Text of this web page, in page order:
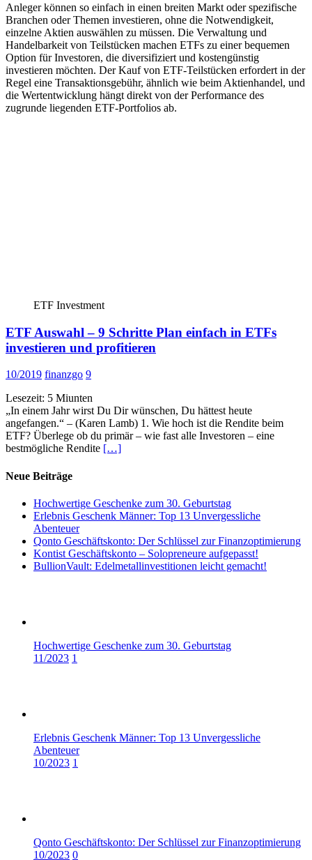
Anleger können so einfach in einen breiten Markt oder spezifische
Branchen oder Themen investieren, ohne die Notwendigkeit,
einzelne Aktien auswählen zu müssen. Die Verwaltung und
Handelbarkeit von Teilstücken machen ETFs zu einer bequemen
Option für Investoren, die diversifiziert und kostengünstig
investieren möchten. Der Kauf von ETF-Teilstücken erfordert in der
Regel eine Transaktionsgebühr, ähnlich wie beim Aktienhandel, und
die Wertentwicklung hängt direkt von der Performance des
zugrunde liegenden ETF-Portfolios ab.
ETF Investment
ETF Auswahl – 9 Schritte Plan einfach in ETFs
investieren und profitieren
10/2019 finanzgo 9
Lesezeit: 5 Miunten
„In einem Jahr wirst Du Dir wünschen, Du hättest heute
angefangen.“ – (Karen Lamb) 1. Wie hoch ist die Rendite beim
ETF? Überlege ob du primär – wie fast alle Investoren – eine
bestmögliche Rendite […]
Neue Beiträge
Hochwertige Geschenke zum 30. Geburtstag
Erlebnis Geschenk Männer: Top 13 Unvergessliche
Abenteuer
Qonto Geschäftskonto: Der Schlüssel zur Finanzoptimierung
Kontist Geschäftskonto – Solopreneure aufgepasst!
BullionVault: Edelmetallinvestitionen leicht gemacht!
Hochwertige Geschenke zum 30. Geburtstag
11/2023 1
Erlebnis Geschenk Männer: Top 13 Unvergessliche
Abenteuer
10/2023 1
Qonto Geschäftskonto: Der Schlüssel zur Finanzoptimierung
10/2023 0